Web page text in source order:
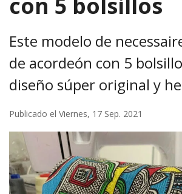
Este modelo de
de acordeón con 5
diseño súper original y
Publicado el Viernes, 17 Sep. 2021